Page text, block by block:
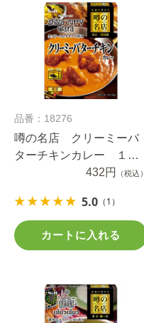
品番：18276
噂の名店 クリーミーバ
ターチキンカレー １８
432円 （税込）
5.0 （1）
カートに入れる